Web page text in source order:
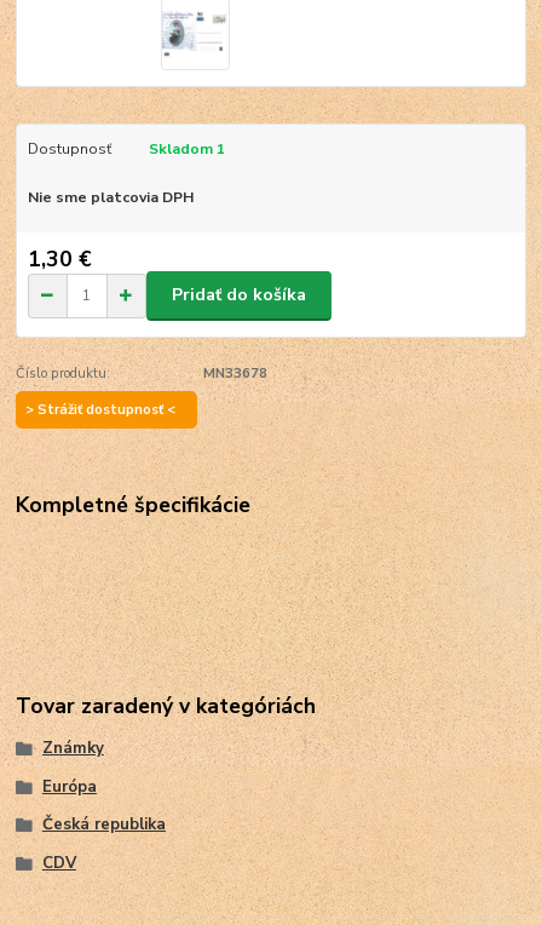
Dostupnosť Skladom 1
Nie sme platcovia DPH
1,30 €
Pridať do košíka
Číslo produktu:
MN33678
> Strážiť dostupnosť <
Kompletné špecifikácie
Tovar zaradený v kategóriách
Známky
Európa
Česká republika
CDV